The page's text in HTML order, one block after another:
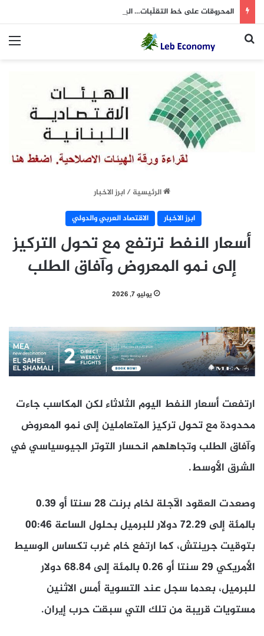
المحروقات على خط التقلّبات… البنزين يتراجع والمازوت يرتفع
بحث عن
الرئيسية/ابرز الاخبار
ابرز الاخبار
الاقتصاد العربي والدولي
أسعار النفط ترتفع مع تحول التركيز
إلى نمو المعروض وآفاق الطلب
يوليو 7, 2026
ارتفعت أسعار النفط اليوم الثلاثاء لكن المكاسب جاءت
محدودة مع تحول تركيز المتعاملين إلى نمو المعروض
وآفاق الطلب ​وتجاهلهم انحسار التوتر الجيوسياسي في
الشرق الأوسط.
وصعدت العقود الآجلة ‌لخام برنت 28 سنتا أو 0.39
بالمئة إلى 72.29 دولار للبرميل بحلول الساعة 00:46
بتوقيت جرينتش، كما ارتفع خام غرب تكساس الوسيط
الأمريكي ​29 سنتا أو 0.26 بالمئة إلى 68.84 دولار
للبرميل، ​بعدما سجل عند التسوية أمس الاثنين
مستويات قريبة من ⁠تلك التي سبقت حرب إيران.